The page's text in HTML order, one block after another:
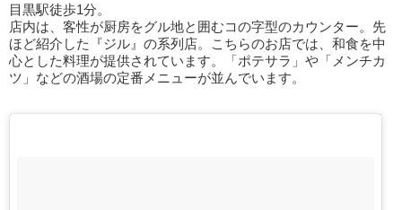
目黒駅徒歩1分。
店内は、客性が厨房をグル地と囲むコの字型のカウンター。先
ほど紹介した『ジル』の系列店。こちらのお店では、和食を中
心とした料理が提供されています。「ポテサラ」や「メンチカ
ツ」などの酒場の定番メニューが並んでいます。